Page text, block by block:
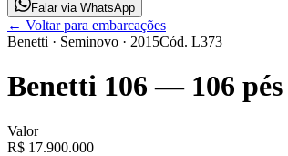
Falar via WhatsApp
← Voltar para embarcações
Benetti · Seminovo · 2015Cód. L373
Benetti 106 — 106 pés
Valor
R$ 17.900.000